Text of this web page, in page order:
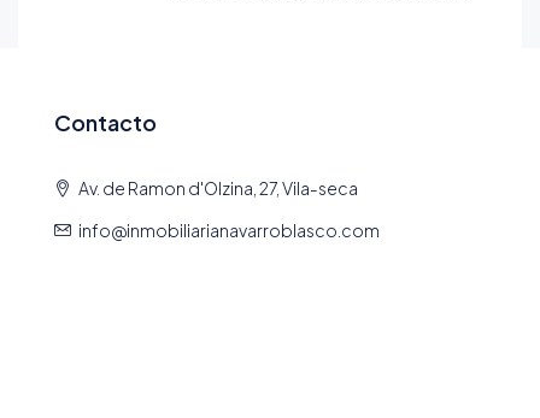
Contacto
Av. de Ramon d'Olzina, 27, Vila-seca
info@inmobiliarianavarroblasco.com